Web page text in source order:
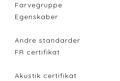
Farvegruppe
Egenskaber
Andre standarder
FR certifikat
Akustik certifikat